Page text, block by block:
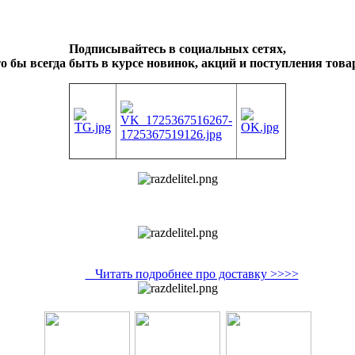
Подписывайтесь в социальных сетях,
бы всегда быть в курсе новинок, акций и поступления
Читать подробнее про доставку >>>>